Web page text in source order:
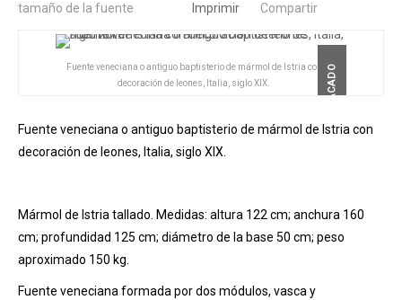
tamaño de la fuente
Imprimir Compartir
DESTACADO
Fuente veneciana o antiguo baptisterio de mármol de Istria con
decoración de leones, Italia, siglo XIX.
Fuente veneciana o antiguo baptisterio de mármol de Istria con
decoración de leones, Italia, siglo XIX.
Mármol de Istria tallado. Medidas: altura 122 cm; anchura 160
cm; profundidad 125 cm; diámetro de la base 50 cm; peso
aproximado 150 kg.
Fuente veneciana formada por dos módulos, vasca y